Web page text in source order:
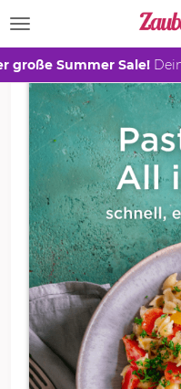
TOGGLE
große Summer Sale!